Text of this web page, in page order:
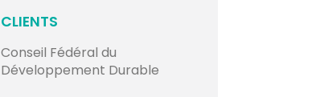
CLIENTS
Conseil Fédéral du
Développement Durable